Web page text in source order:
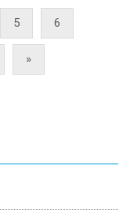
5 6
»